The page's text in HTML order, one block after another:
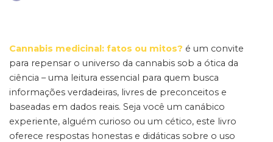
Cannabis medicinal: fatos ou mitos? é um convite
para repensar o universo da cannabis sob a ótica da
ciência – uma leitura essencial para quem busca
informações verdadeiras, livres de preconceitos e
baseadas em dados reais. Seja você um canábico
experiente, alguém curioso ou um cético, este livro
oferece respostas honestas e didáticas sobre o uso